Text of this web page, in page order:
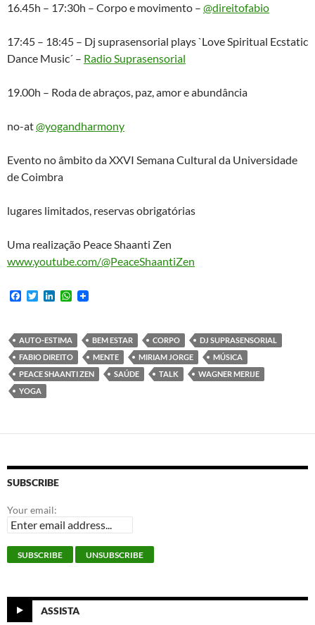
16.45h – 17:30h – Corpo e movimento – @direitofabio
17:45 – 18:45 – Dj suprasensorial plays `Love Spiritual Ecstatic
Dance Music´ – Radio Suprasensorial
19.00h – Roda de abraços, paz, amor e abundância
no-at@yogandharmony
Evento no âmbito da XXVI Semana Cultural da Universidade
de Coimbra
lugares limitados, reservas obrigatórias
Uma realização Peace Shaanti Zen
www.youtube.com/@PeaceShaantiZen
F
b
o
o
k
T
t
e
r
e
d
I
n
W
s
A
p
p
AUTO-ESTIMA BEM ESTAR CORPO
DJ SUPRASENSORIAL
FABIO DIREITO
MENTE MIRIAM JORGE
MÚSICA
PEACE SHAANTI ZEN
SAÚDE TALK
WAGNER MERIJE
YOGA
SUBSCRIBE
Your email:
ASSISTA